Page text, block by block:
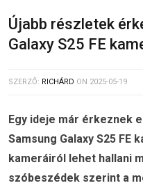
Újabb részletek
Galaxy S25 FE
SZERZŐ: RICHÁRD ON 2025-05-19
Egy ideje már érkeznek
Samsung Galaxy S25 FE
kameráiról lehet hallani
szóbeszédek szerint a